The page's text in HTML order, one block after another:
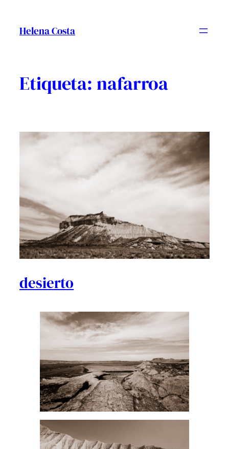
contingut
Helena Costa
Etiqueta: nafarroa
desierto